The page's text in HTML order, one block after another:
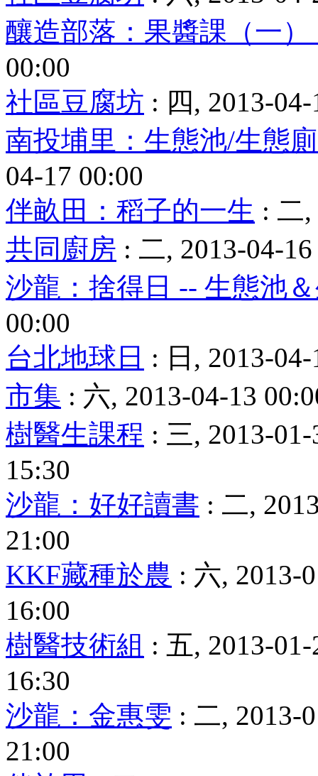
釀造部落：果醬課（一
00:00
社區豆腐坊 : 四, 2013-
南投埔里：生態池/生態
04-17 00:00
伴畝田：稻子的一生 : 二,
共同廚房 : 二, 2013-04-
沙龍：捨得日 -- 生態池
00:00
台北地球日 : 日, 2013-
市集 : 六, 2013-04-13
樹醫生課程 : 三, 2013-
15:30
沙龍：好好讀書 : 二,
21:00
KKF藏種於農 : 六, 2013-
16:00
樹醫技術組 : 五, 2013-
16:30
沙龍：金惠雯 : 二, 2013-
21:00